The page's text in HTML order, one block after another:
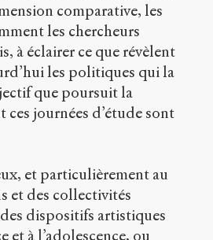
comparative, les
les chercheurs
à éclairer ce que révèlent
les politiques qui la
que poursuit la
ces journées d’étude sont
et particulièrement au
et des collectivités
dispositifs artistiques
et à l’adolescence, ou